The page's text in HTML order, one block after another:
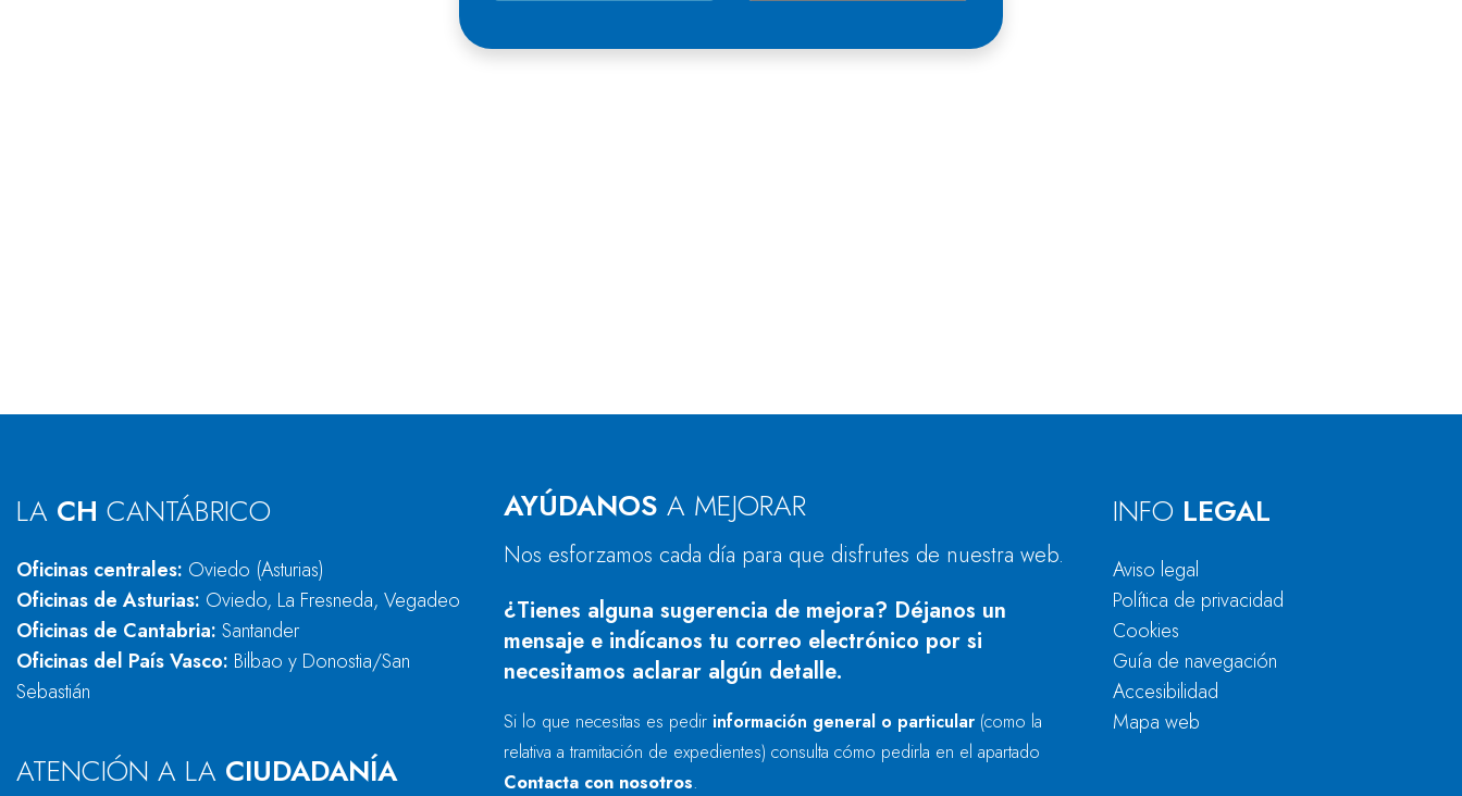
LA CH CANTÁBRICO
Oficinas centrales: Oviedo (Asturias)
Oficinas de Asturias: Oviedo, La Fresneda, Vegadeo
Oficinas de Cantabria: Santander
Oficinas del País Vasco: Bilbao y Donostia/San
Sebastián
ATENCIÓN A LA CIUDADANÍA
AYÚDANOS A MEJORAR
Nos esforzamos cada día para que disfrutes de nuestra web.
¿Tienes alguna sugerencia de mejora? Déjanos un
mensaje e indícanos tu correo electrónico por si
necesitamos aclarar algún detalle.
Si lo que necesitas es pedir información general o particular (como la
relativa a tramitación de expedientes) consulta cómo pedirla en el apartado
Contacta con nosotros.
INFO LEGAL
Aviso legal
Política de privacidad
Cookies
Guía de navegación
Accesibilidad
Mapa web